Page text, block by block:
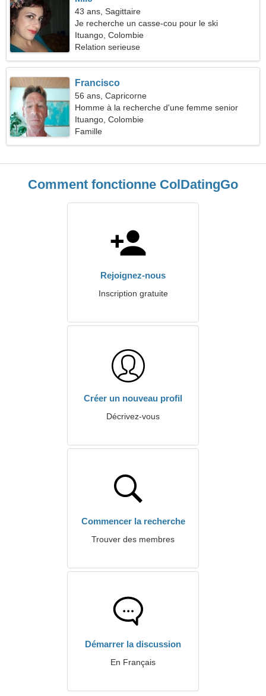
43 ans, Sagittaire
Je recherche un casse-cou pour le ski
Ituango, Colombie
Relation serieuse
Francisco
56 ans, Capricorne
Homme à la recherche d'une femme senior
Ituango, Colombie
Famille
Comment fonctionne ColDatingGo
Rejoignez-nous
Inscription gratuite
Créer un nouveau profil
Décrivez-vous
Commencer la recherche
Trouver des membres
Démarrer la discussion
En Français